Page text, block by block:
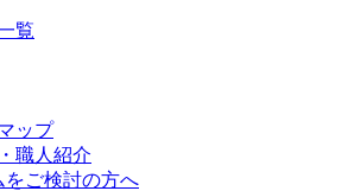
覧
ップ
職人紹介
をご検討の方へ